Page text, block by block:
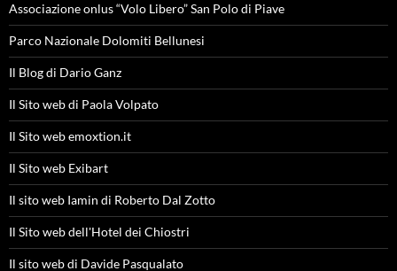
Associazione onlus “Volo Libero” San Polo di Piave
Parco Nazionale Dolomiti Bellunesi
Il Blog di Dario Ganz
Il Sito web di Paola Volpato
Il Sito web emoxtion.it
Il Sito web Exibart
Il sito web Iamin di Roberto Dal Zotto
Il Sito web dell'Hotel dei Chiostri
Il sito web di Davide Pasqualato